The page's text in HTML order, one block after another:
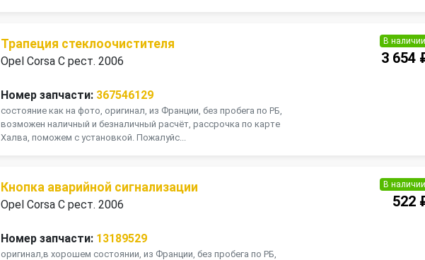
Трапеция стеклоочистителя
Opel Corsa C рест. 2006
Номер запчасти: 367546129
состояние как на фото, оригинал, из Франции, без пробега по РБ,
возможен наличный и безналичный расчёт, рассрочка по карте
Халва, поможем с установкой. Пожалуйс...
В наличии
3 654
Кнопка аварийной сигнализации
Opel Corsa C рест. 2006
Номер запчасти: 13189529
оригинал,в хорошем состоянии, из Франции, без пробега по РБ,
В наличии
522